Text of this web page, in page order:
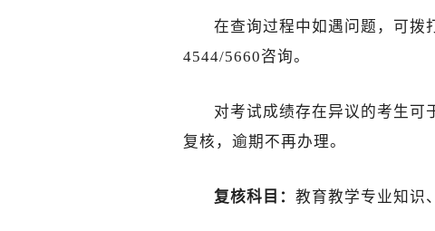
在查询过程中如遇问题，可拨
4544/5660咨询。
对考试成绩存在异议的考生可
复核，逾期不再办理。
复核科目： 教育教学专业知识